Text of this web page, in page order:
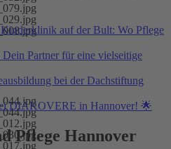
Pflege Hannover